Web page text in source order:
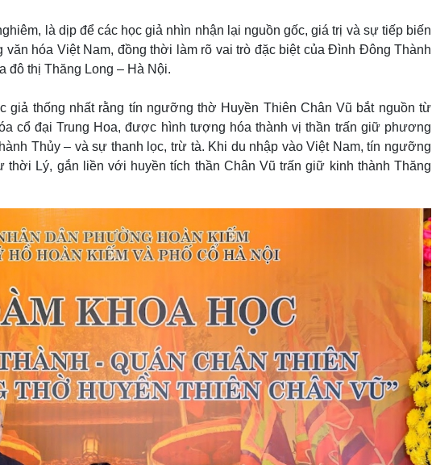
là dịp để các học giả nhìn nhận lại nguồn gốc, giá trị và sự tiếp biến
hóa Việt Nam, đồng thời làm rõ vai trò đặc biệt của Đình Đông Thành
đô thị Thăng Long – Hà Nội.
giả thống nhất rằng tín ngưỡng thờ Huyền Thiên Chân Vũ bắt nguồn từ
cổ đại Trung Hoa, được hình tượng hóa thành vị thần trấn giữ phương
Thủy – và sự thanh lọc, trừ tà. Khi du nhập vào Việt Nam, tín ngưỡng
Lý, gắn liền với huyền tích thần Chân Vũ trấn giữ kinh thành Thăng